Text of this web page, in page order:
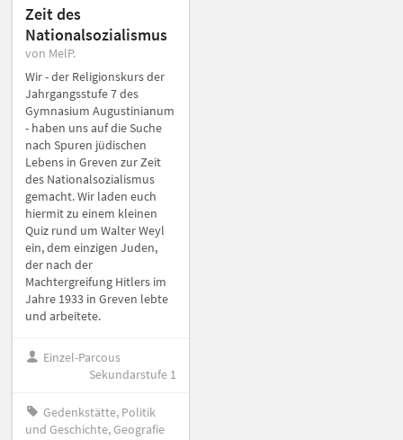
Zeit des
Nationalsozialismus
von MelP.
Wir - der Religionskurs der
Jahrgangsstufe 7 des
Gymnasium Augustinianum
- haben uns auf die Suche
nach Spuren jüdischen
Lebens in Greven zur Zeit
des Nationalsozialismus
gemacht. Wir laden euch
hiermit zu einem kleinen
Quiz rund um Walter Weyl
ein, dem einzigen Juden,
der nach der
Machtergreifung Hitlers im
Jahre 1933 in Greven lebte
und arbeitete.
Einzel-Parcous
Sekundarstufe 1
Gedenkstätte, Politik
und Geschichte, Geografie